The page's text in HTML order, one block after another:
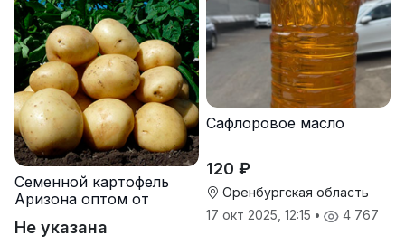
Семенной картофель
Аризона оптом от
Не указана
Сафлоровое масло
120 ₽
Оренбургская область
17 окт 2025, 12:15 • 4 767